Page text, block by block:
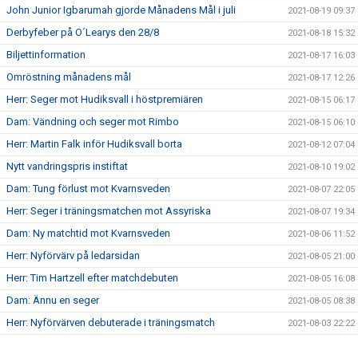
John Junior Igbarumah gjorde Månadens Mål i juli 2021-08-19 09:37
Derbyfeber på O´Learys den 28/8 2021-08-18 15:32
Biljettinformation 2021-08-17 16:03
Omröstning månadens mål 2021-08-17 12:26
Herr: Seger mot Hudiksvall i höstpremiären 2021-08-15 06:17
Dam: Vändning och seger mot Rimbo 2021-08-15 06:10
Herr: Martin Falk inför Hudiksvall borta 2021-08-12 07:04
Nytt vandringspris instiftat 2021-08-10 19:02
Dam: Tung förlust mot Kvarnsveden 2021-08-07 22:05
Herr: Seger i träningsmatchen mot Assyriska 2021-08-07 19:34
Dam: Ny matchtid mot Kvarnsveden 2021-08-06 11:52
Herr: Nyförvärv på ledarsidan 2021-08-05 21:00
Herr: Tim Hartzell efter matchdebuten 2021-08-05 16:08
Dam: Ännu en seger 2021-08-05 08:38
Herr: Nyförvärven debuterade i träningsmatch 2021-08-03 22:22